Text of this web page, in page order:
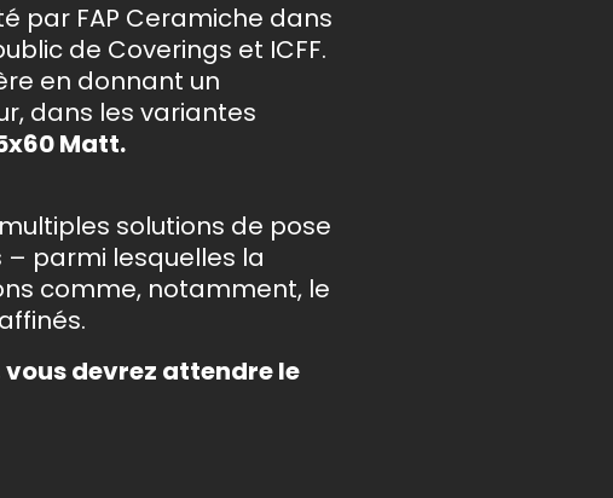
par FAP Ceramiche dans
de Coverings et ICFF.
en donnant un
dans les variantes
Matt.
solutions de pose
parmi lesquelles la
comme, notamment, le
devrez attendre le